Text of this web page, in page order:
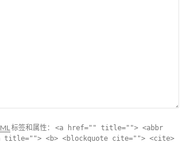
标签和属性： <a href="" title=""> <abbr
title=""> <b> <blockquote cite=""> <cite>